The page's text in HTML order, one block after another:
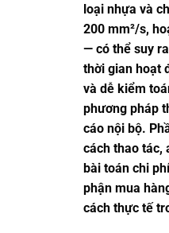
loại nhựa và
200 mm²/s,
— có thể suy
thời gian hoạt
và dễ kiểm
phương pháp
cáo nội bộ.
cách thao tác,
bài toán chi
phận mua
cách thực tế